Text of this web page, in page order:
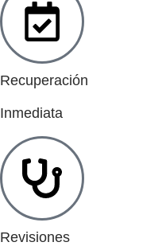
Recuperación
Inmediata
Revisiones